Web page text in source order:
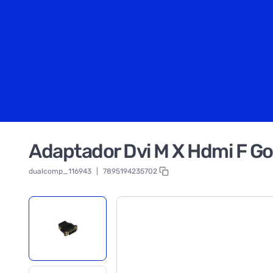
Adaptador Dvi M X Hdmi F
dualcomp_116943 7895194235702